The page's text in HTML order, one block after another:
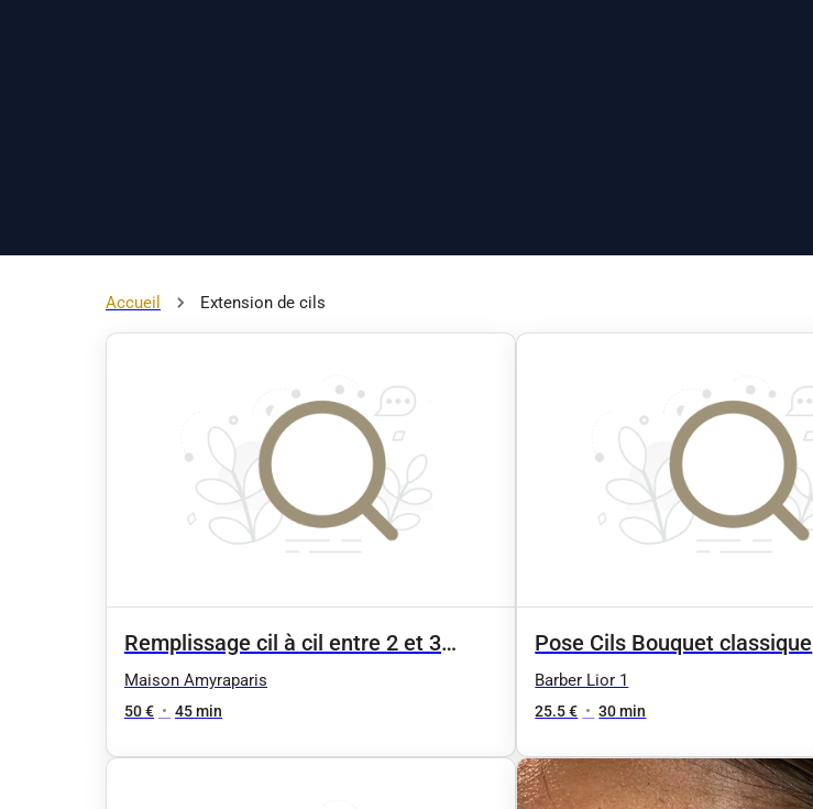
Accueil Extension de cils
Remplissage cil à cil entre 2 et 3
semaines
Maison Amyraparis
50 € • 45 min
Pose Cils Bouquet classique
Barber Lior 1
25.5 € • 30 min